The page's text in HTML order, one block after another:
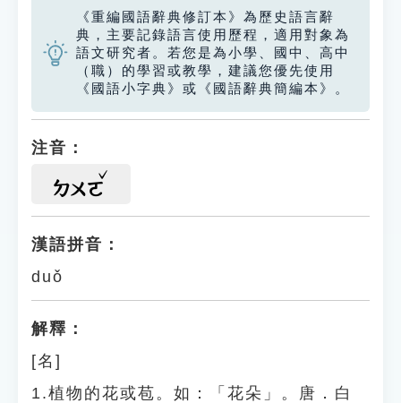
《重編國語辭典修訂本》為歷史語言辭
典，主要記錄語言使用歷程，適用對象為
語文研究者。若您是為小學、國中、高中
（職）的學習或教學，建議您優先使用
《國語小字典》或《國語辭典簡編本》。
注音：
ㄉㄨㄛ
漢語拼音：
duǒ
解釋：
[名]
1.植物的花或苞。如：「花朵」。唐．白